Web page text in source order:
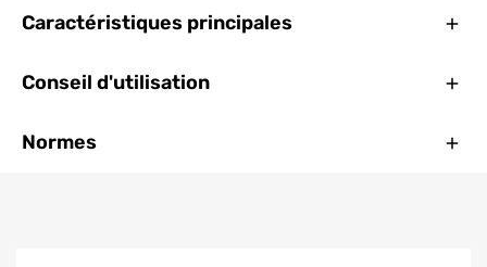
Caractéristiques principales
Conseil d'utilisation
Normes